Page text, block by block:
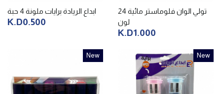
ابداع الريادة برايات ملونة 4 حبة
K.D0.500
تولي الوان فلوماستر مائية 24
لون
K.D1.000
New New